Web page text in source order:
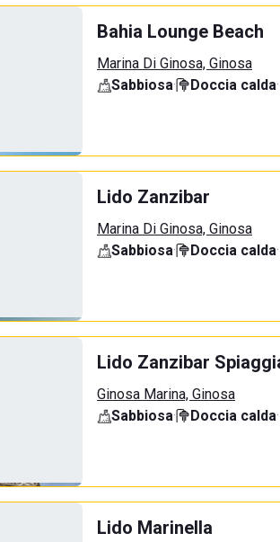
Bahia Lounge Beach
Marina Di Ginosa, Ginosa
Sabbiosa· Doccia calda·
Lido Zanzibar
Marina Di Ginosa, Ginosa
Sabbiosa· Doccia calda·
Lido Zanzibar
Ginosa Marina, Ginosa
Sabbiosa· Doccia calda·
Lido Marinella